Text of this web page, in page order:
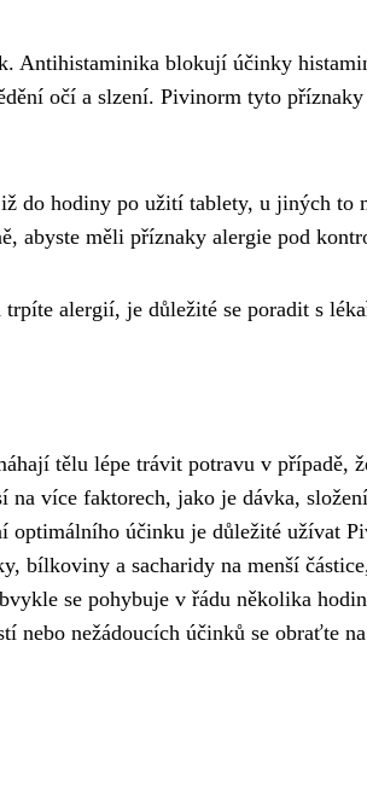
Antihistaminika blokují účinky
očí a slzení. Pivinorm tyto
do hodiny po užití tablety, u jiných to
abyste měli příznaky alergie pod
alergií, je důležité se poradit s
tělu lépe trávit potravu v případě,
více faktorech, jako je dávka,
optimálního účinku je důležité užívat
bílkoviny a sacharidy na menší
se pohybuje v řádu několika
nebo nežádoucích účinků se obraťte